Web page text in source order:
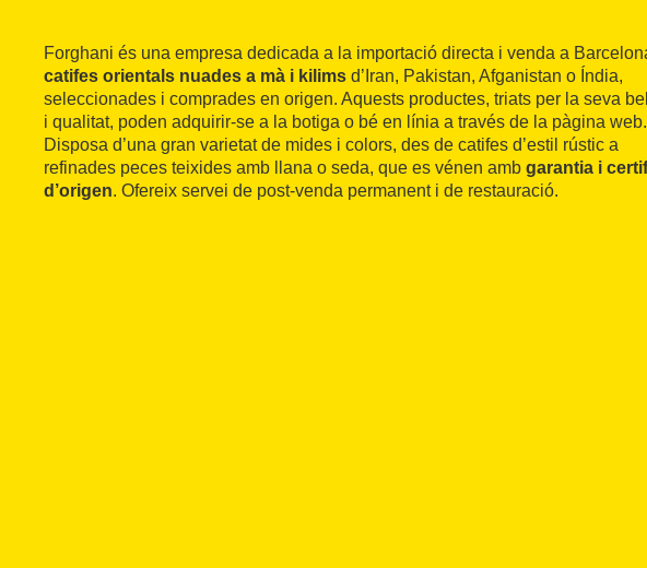
Forghani és una empresa dedicada a la importació directa i venda a
catifes orientals nuades a mà i kilims d’Iran, Pakistan, Afganistan o Índia,
seleccionades i comprades en origen. Aquests productes, triats per la seva
i qualitat, poden adquirir-se a la botiga o bé en línia a través de la pàgina web.
Disposa d’una gran varietat de mides i colors, des de catifes d’estil rústic a
refinades peces teixides amb llana o seda, que es vénen amb garantia i
d’origen. Ofereix servei de post-venda permanent i de restauració.